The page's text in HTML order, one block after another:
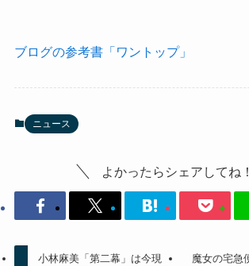
ブログの参考書「ワントップ」
ニュース
よかったらシェアしてね！
小林麻美「第二幕」は今現
魔女の宅急